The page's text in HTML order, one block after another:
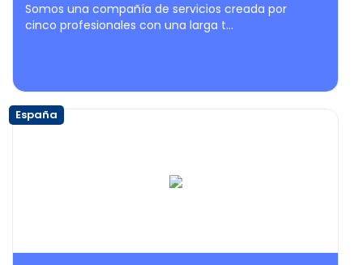
Somos una compañía de servicios creada por
cinco profesionales con una larga t...
España